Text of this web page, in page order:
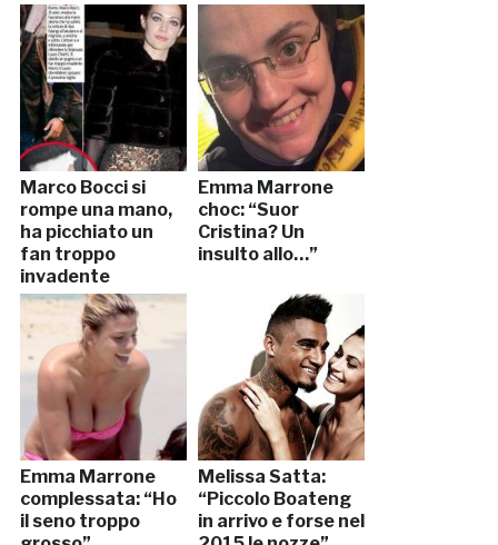
Marco Bocci si
rompe una mano,
ha picchiato un
fan troppo
invadente
Emma Marrone
choc: “Suor
Cristina? Un
insulto allo…”
Emma Marrone
complessata: “Ho
il seno troppo
Melissa Satta:
“Piccolo Boateng
in arrivo e forse nel